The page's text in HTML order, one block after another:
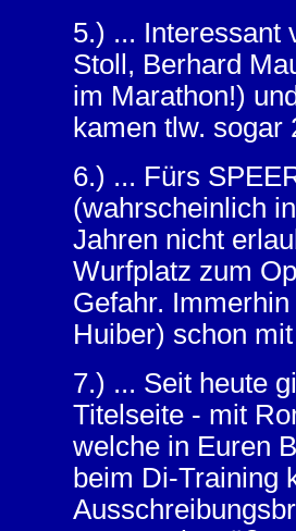
5.) ... Interessant
Stoll, Berhard
im Marathon!)
kamen tlw. sogar
6.) ... Fürs
(wahrscheinlich
Jahren nicht
Wurfplatz zum
Gefahr.
Huiber) schon
7.) ... Seit heute
Titelseite - mit
welche in Euren
beim Di-Training